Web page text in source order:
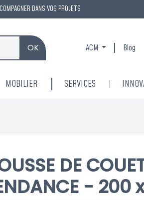
DANS VOS PROJETS
OK ACM Blog
MOBILIER SERVICES
DE
- 200